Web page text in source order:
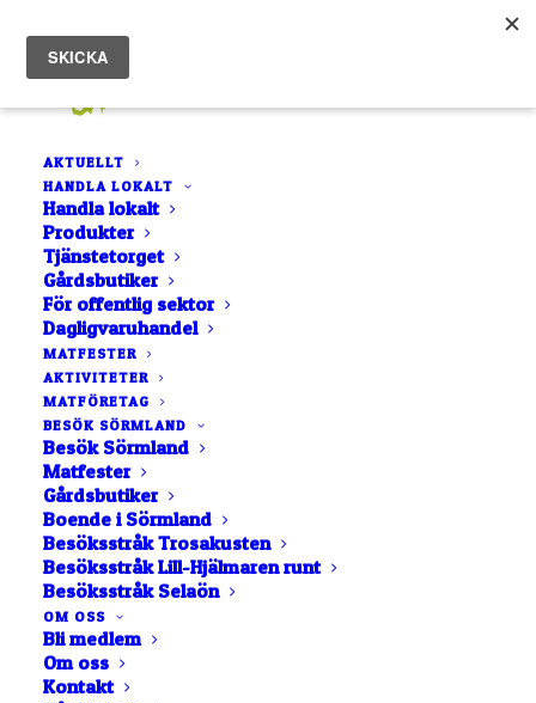
AKTUELLT
HANDLA LOKALT
Handla lokalt
Produkter
Tjänstetorget
Gårdsbutiker
För offentlig sektor
Dagligvaruhandel
MATFESTER
AKTIVITETER
MATFÖRETAG
BESÖK SÖRMLAND
Besök Sörmland
Matfester
Gårdsbutiker
Boende i Sörmland
Besöksstråk Trosakusten
Besöksstråk Lill-Hjälmaren runt
Besöksstråk Selaön
OM OSS
Bli medlem
Om oss
Kontakt
BOKSTAVSORDNING